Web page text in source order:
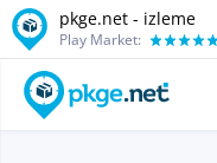
pkge.net - izleme
Play Market: